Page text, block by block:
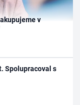
v
Spolupracoval s